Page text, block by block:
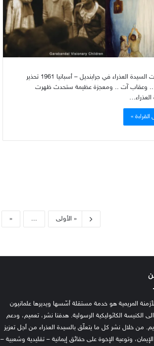
ظهورات السيدة العذراء في جرابنديل – أسبانيا 1961 تحذير
.. وعقاب آت .. ومعجزة عظيمة ستحدث ظهرت
العذراء…
القراءة »
« الأولى ...
«
المريمية هو خدمة مستقلة أسّسها ويديرها علمانيون
الكنيسة الكاثوليكية الرسولية. هدفنا نشر، تعميم، ودعم
من خلال نشر كل ما يتعلّق بالسيدة العذراء من أجل تعزيز
وتوعية الإخوة على حقائق إيمانية – تقليدية وشعبية –